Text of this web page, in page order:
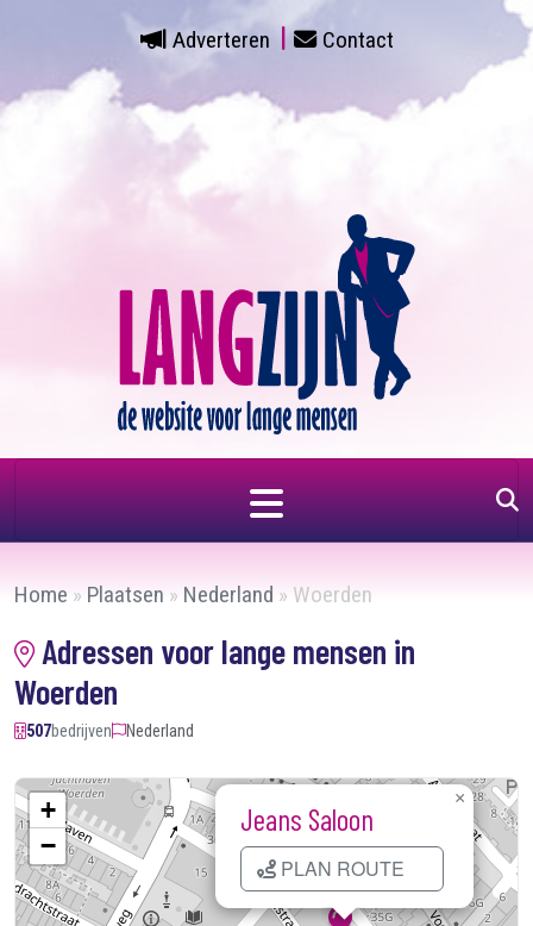
Adverteren Contact
Home » Plaatsen » Nederland » Woerden
Adressen voor lange mensen in
Woerden
507bedrijven Nederland
Jeans Saloon
PLAN ROUTE
×
+
−